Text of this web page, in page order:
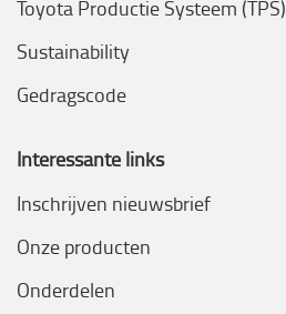
Toyota Productie Systeem (TPS)
Sustainability
Gedragscode
Interessante links
Inschrijven nieuwsbrief
Onze producten
Onderdelen